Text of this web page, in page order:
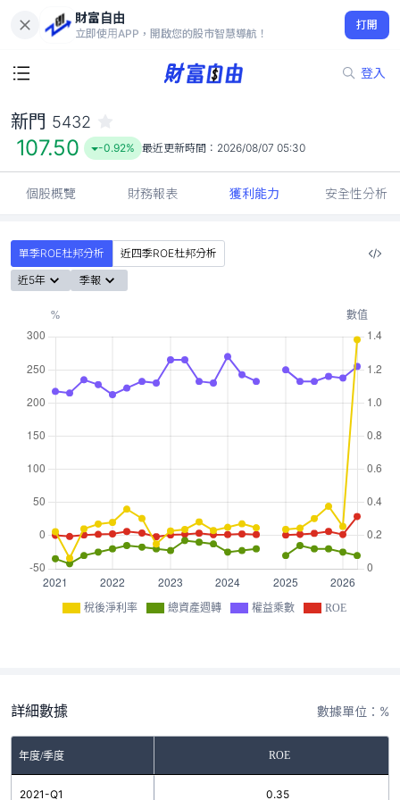
財富自由
立即使用APP，開啟您的股市智慧導航！
打開
登入
107.50
-0.92%
新門 5432
107.50 -0.92% 最近更新時間： 2026/08/07 05:30
個股概覽 財務報表 獲利能力 安全性分析
單季ROE杜邦分析
近四季ROE杜邦分析
近5年
季報
稅後淨利率 總資產週轉 權益乘數 ROE
詳細數據 數據單位：%
年度/季度 ROE
2021-Q1 0.35